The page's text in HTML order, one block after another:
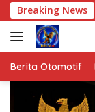
Langsung
ke
konten
Breaking News
Linmas
Berita Otomotif